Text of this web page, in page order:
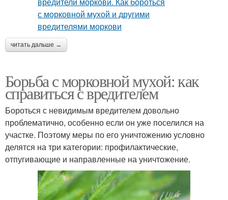
читать дальше →
Борьба с морковной мухой: как
справиться с вредителем
Бороться с невидимым вредителем довольно
проблематично, особенно если он уже поселился на
участке. Поэтому меры по его уничтожению условно
делятся на три категории: профилактические,
отпугивающие и направленные на уничтожение.